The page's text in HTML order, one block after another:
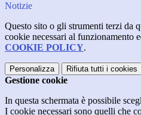
Notizie
Questo sito o gli strumenti terzi da
cookie necessari al funzionamento
COOKIE POLICY.
Personalizza Rifiuta tutti i cookies
Gestione cookie
In questa schermata è possibile
I cookie necessari sono quelli che